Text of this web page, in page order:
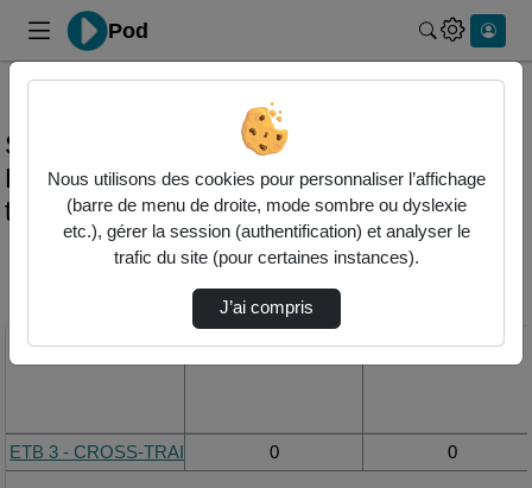
Pod
Statistiques de visualisation de la vidéo
Etb 3 - cross-training - niv. bronze - enfile
tes baskets
Titre Vue de la journée Vue du mois
ETB 3 - CROSS-TRAINING - Niv. Bronze - Enfile tes baskets
0 0
Nous utilisons des cookies pour personnaliser l’affichage
(barre de menu de droite, mode sombre ou dyslexie
etc.), gérer la session (authentification) et analyser le
trafic du site (pour certaines instances).
J’ai compris